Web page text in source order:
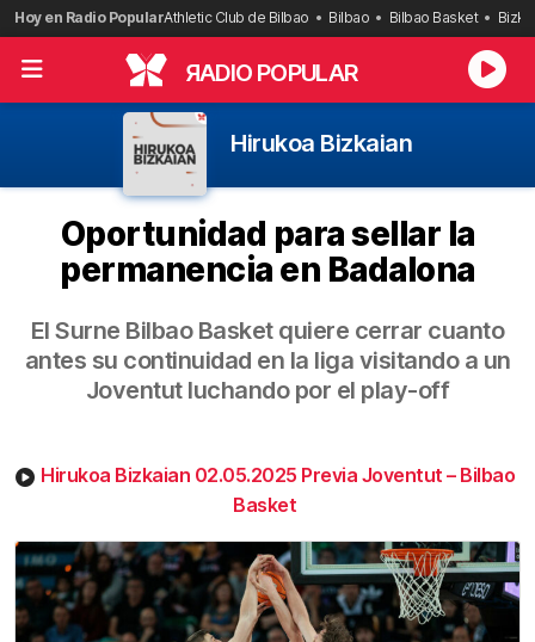
Saltar
al
contenido
Hoy en Radio PopularAthletic Club de Bilbao Bilbao Bilbao Basket
RADIO POPULAR
Hirukoa Bizkaian
Oportunidad para sellar la
permanencia en Badalona
El Surne Bilbao Basket quiere cerrar cuanto
antes su continuidad en la liga visitando a un
Joventut luchando por el play-off
Hirukoa Bizkaian 02.05.2025 Previa Joventut – Bilbao
Basket